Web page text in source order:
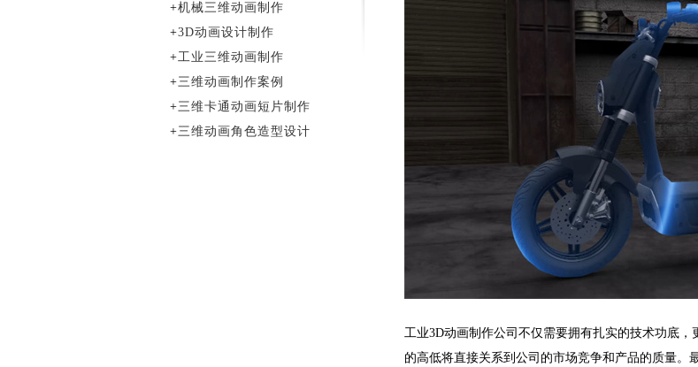
工业3D动画制作公司不仅需要拥有扎实的技术功底
的高低将直接关系到公司的市场竞争和产品的质量。
+机械三维动画制作
+3D动画设计制作
+工业三维动画制作
+三维动画制作案例
+三维卡通动画短片制作
+三维动画角色造型设计